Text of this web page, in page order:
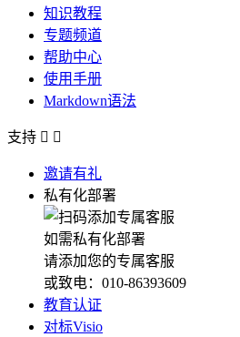
知识教程
专题频道
帮助中心
使用手册
Markdown语法
支持  
邀请有礼
私有化部署
如需私有化部署
请添加您的专属客服
或致电：010-86393609
教育认证
对标Visio